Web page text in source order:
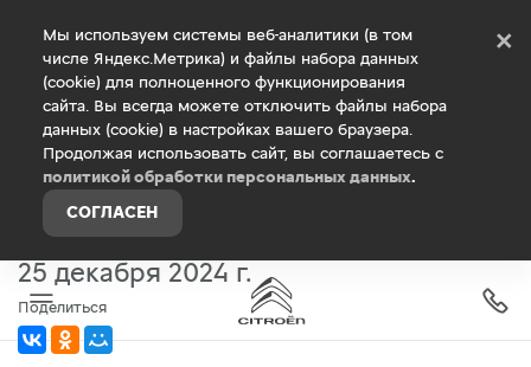
Мы используем системы веб-аналитики (в том
числе Яндекс.Метрика) и файлы набора данных
(cookie) для полноценного функционирования
сайта. Вы всегда можете отключить файлы набора
данных (cookie) в настройках вашего браузера.
Продолжая использовать сайт, вы соглашаетесь с
политикой обработки персональных данных.
СОГЛАСЕН
×
Главная О компании Новости
Уважаемые клиенты, от всей души
поздравляем вас с наступающим
Новым годом и Рождеством!
25 декабря 2024 г.
Поделиться